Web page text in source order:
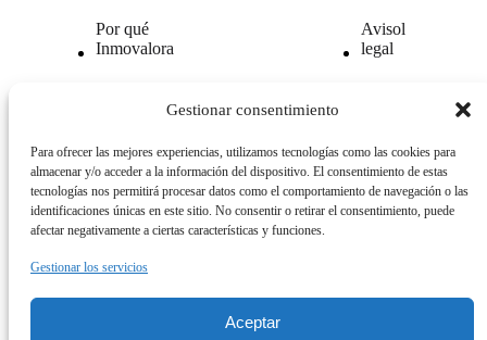
Gestionar consentimiento
Para ofrecer las mejores experiencias, utilizamos tecnologías como las cookies para
almacenar y/o acceder a la información del dispositivo. El consentimiento de estas
tecnologías nos permitirá procesar datos como el comportamiento de navegación o las
identificaciones únicas en este sitio. No consentir o retirar el consentimiento, puede
afectar negativamente a ciertas características y funciones.
Gestionar los servicios
Aceptar
Por qué
Inmovalora
Opiniones
clientes
Avisol
legal
Politica
de
cookies
© 2026. All Rights Reserved.